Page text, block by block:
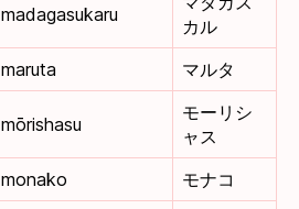
madagasukaru
カル
maruta マルタ
mōrishasu
モーリシ
ャス
monako
モナコ